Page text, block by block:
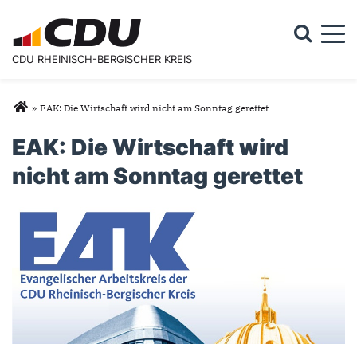
CDU RHEINISCH-BERGISCHER KREIS
Suchformular
Sie sind hier
» EAK: Die Wirtschaft wird nicht am Sonntag gerettet
EAK: Die Wirtschaft wird
nicht am Sonntag gerettet